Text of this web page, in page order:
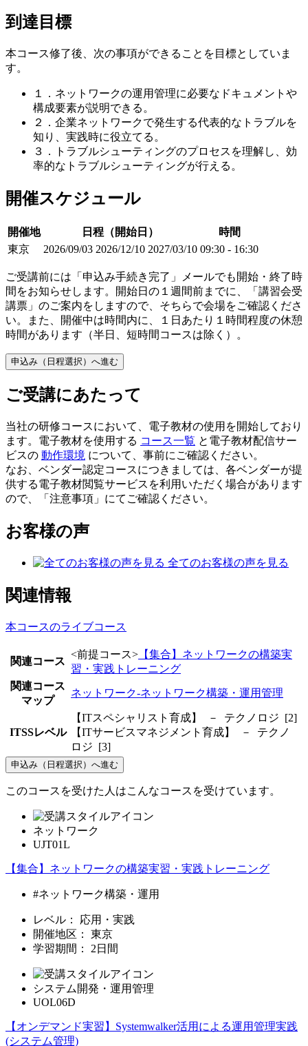
到達目標
本コース修了後、次の事項ができることを目標としていま
す。
１．ネットワークの運用管理に必要なドキュメントや
構成要素が説明できる。
２．企業ネットワークで発生する代表的なトラブルを
知り、実践時に役立てる。
３．トラブルシューティングのプロセスを理解し、効
率的なトラブルシューティングが行える。
開催スケジュール
開催地 日程（開始日）
時間
東京
2026/09/03 2026/12/10 2027/03/10 09:30 - 16:30
ご受講前には「申込み手続き完了」メールでも開始・終了時
間をお知らせします。開始日の１週間前までに、「講習会受
講票」のご案内をしますので、そちらで会場をご確認くださ
い。また、開催中は時間内に、１日あたり１時間程度の休憩
時間があります（半日、短時間コースは除く）。
申込み（日程選択）へ進む
ご受講にあたって
当社の研修コースにおいて、電子教材の使用を開始しており
ます。電子教材を使用する コース一覧 と電子教材配信サー
ビスの 動作環境 について、事前にご確認ください。
なお、ベンダー認定コースにつきましては、各ベンダーが提
供する電子教材閲覧サービスを利用いただく場合があります
ので、「注意事項」にてご確認ください。
お客様の声
全てのお客様の声を見る
関連情報
本コースのライブコース
関連コース
<前提コース> 【集合】ネットワークの構築実
習・実践トレーニング
関連コース
マップ
ネットワーク-ネットワーク構築・運用管理
ITSSレベル
【ITスペシャリスト育成】 － テクノロジ [2]
【ITサービスマネジメント育成】 － テクノ
ロジ [3]
申込み（日程選択）へ進む
このコースを受けた人はこんなコースを受けています。
ネットワーク
UJT01L
【集合】ネットワークの構築実習・実践トレーニング
#ネットワーク構築・運用
レベル：
応用・実践
開催地区：
東京
学習期間：
2日間
システム開発・運用管理
UOL06D
【オンデマンド実習】Systemwalker活用による運用管理実践
(システム管理)